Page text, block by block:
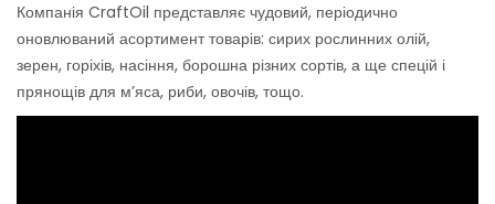
Компанія CraftOil представляє чудовий, періодично
оновлюваний асортимент товарів: сирих рослинних олій,
зерен, горіхів, насіння, борошна різних сортів, а ще спецій і
прянощів для м’яса, риби, овочів, тощо.